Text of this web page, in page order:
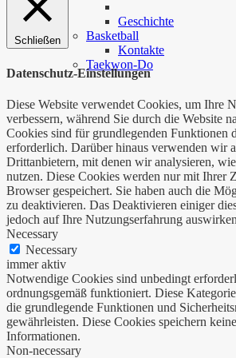
Geschichte
Basketball
Kontakte
Taekwon-Do
Schließen
Datenschutz-Einstellungen
Diese Website verwendet Cookies, um Ihre
verbessern, während Sie durch die Website
Cookies sind für grundlegenden Funktionen
erforderlich. Darüber hinaus verwenden wir
Drittanbietern, mit denen wir analysieren,
nutzen. Diese Cookies werden nur mit Ihrer
Browser gespeichert. Sie haben auch die
zu deaktivieren. Das Deaktivieren einiger
jedoch auf Ihre Nutzungserfahrung
Necessary
Necessary
immer aktiv
Notwendige Cookies sind unbedingt
ordnungsgemäß funktioniert. Diese
die grundlegende Funktionen und
gewährleisten. Diese Cookies speichern
Informationen.
Non-necessary